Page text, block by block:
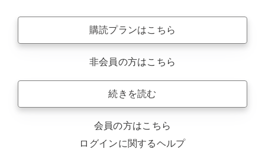
購読プランはこちら
非会員の方はこちら
続きを読む
会員の方はこちら
ログインに関するヘルプ